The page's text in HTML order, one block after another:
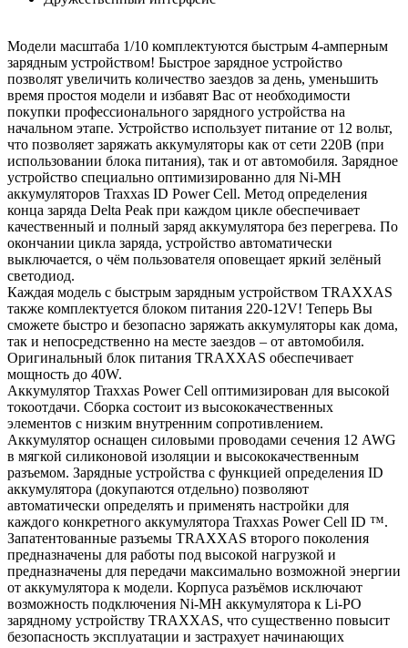
Модели масштаба 1/10 комплектуются быстрым 4-амперным
зарядным устройством! Быстрое зарядное устройство
позволят увеличить количество заездов за день, уменьшить
время простоя модели и избавят Вас от необходимости
покупки профессионального зарядного устройства на
начальном этапе. Устройство использует питание от 12 вольт,
что позволяет заряжать аккумуляторы как от сети 220В (при
использовании блока питания), так и от автомобиля. Зарядное
устройство специально оптимизированно для Ni-MH
аккумуляторов Traxxas ID Power Cell. Метод определения
конца заряда Delta Peak при каждом цикле обеспечивает
качественный и полный заряд аккумулятора без перегрева. По
окончании цикла заряда, устройство автоматически
выключается, о чём пользователя оповещает яркий зелёный
светодиод.
Каждая модель с быстрым зарядным устройством TRAXXAS
также комплектуется блоком питания 220-12V! Теперь Вы
сможете быстро и безопасно заряжать аккумуляторы как дома,
так и непосредственно на месте заездов – от автомобиля.
Оригинальный блок питания TRAXXAS обеспечивает
мощность до 40W.
Аккумулятор Traxxas Power Cell оптимизирован для высокой
токоотдачи. Сборка состоит из высококачественных
элементов с низким внутренним сопротивлением.
Аккумулятор оснащен силовыми проводами сечения 12 AWG
в мягкой силиконовой изоляции и высококачественным
разъемом. Зарядные устройства с функцией определения ID
аккумулятора (докупаются отдельно) позволяют
автоматически определять и применять настройки для
каждого конкретного аккумулятора Traxxas Power Cell ID ™.
Запатентованные разъемы TRAXXAS второго поколения
предназначены для работы под высокой нагрузкой и
предназначены для передачи максимально возможной энергии
от аккумулятора к модели. Корпуса разъёмов исключают
возможность подключения Ni-MH аккумулятора к Li-PO
зарядному устройству TRAXXAS, что существенно повысит
безопасность эксплуатации и застрахует начинающих